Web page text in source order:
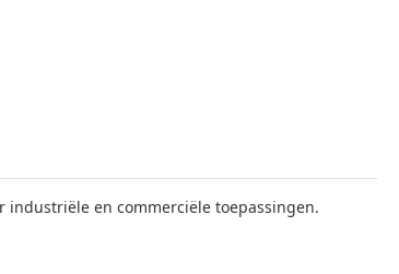
industriële en commerciële toepassingen.